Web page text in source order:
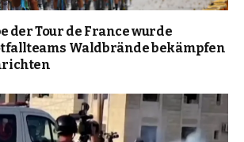
der Tour de France wurde
Waldbrände bekämpfen